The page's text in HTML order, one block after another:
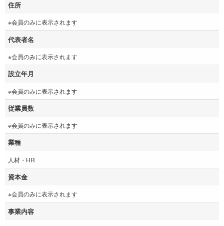
住所
※会員のみに表示されます
代表者名
※会員のみに表示されます
設立年月
※会員のみに表示されます
従業員数
※会員のみに表示されます
業種
人材・HR
資本金
※会員のみに表示されます
事業内容